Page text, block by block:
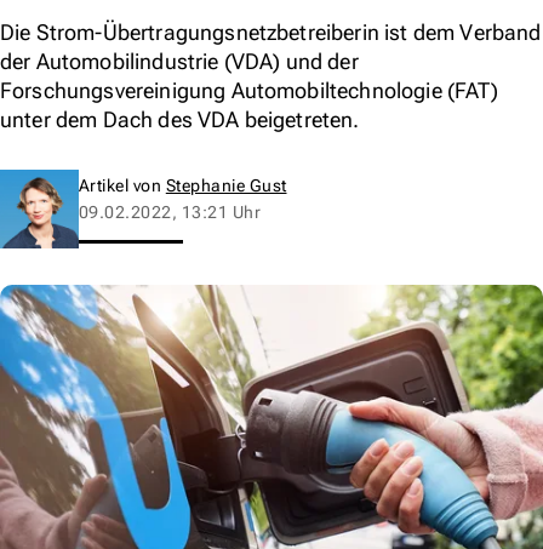
Die Strom-Übertragungsnetzbetreiberin ist dem Verband
der Automobilindustrie (VDA) und der
Forschungsvereinigung Automobiltechnologie (FAT)
unter dem Dach des VDA beigetreten.
Artikel von Stephanie Gust
09.02.2022, 13:21 Uhr